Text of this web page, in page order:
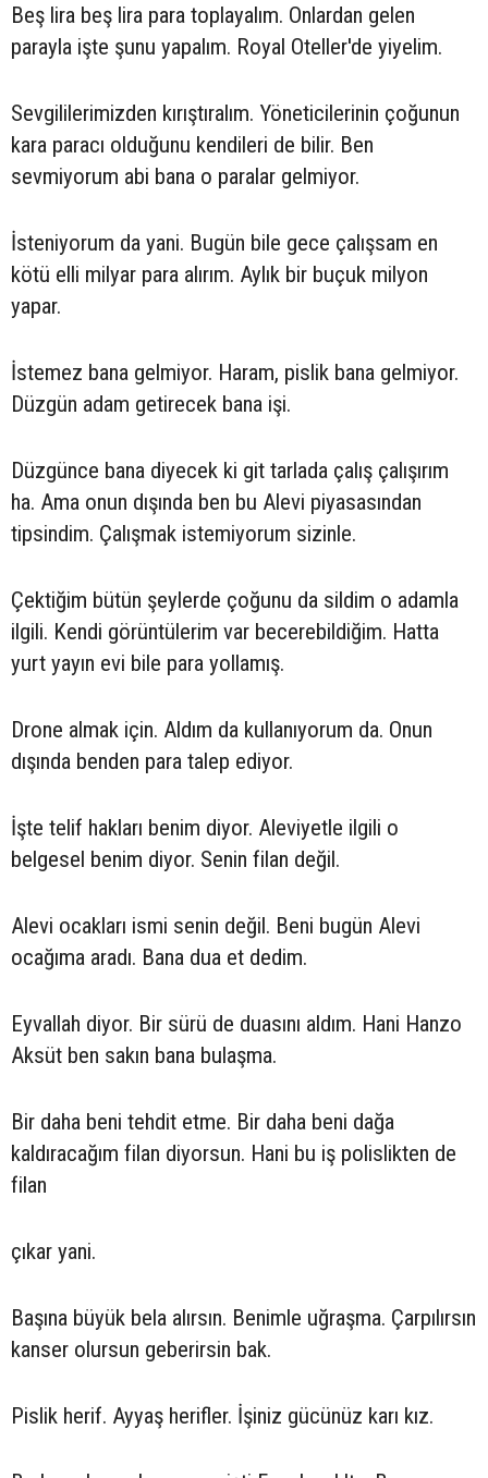
Beş lira beş lira para toplayalım. Onlardan gelen
parayla işte şunu yapalım. Royal Oteller'de yiyelim.
Sevgililerimizden kırıştıralım. Yöneticilerinin çoğunun
kara paracı olduğunu kendileri de bilir. Ben
sevmiyorum abi bana o paralar gelmiyor.
İsteniyorum da yani. Bugün bile gece çalışsam en
kötü elli milyar para alırım. Aylık bir buçuk milyon
yapar.
İstemez bana gelmiyor. Haram, pislik bana gelmiyor.
Düzgün adam getirecek bana işi.
Düzgünce bana diyecek ki git tarlada çalış çalışırım
ha. Ama onun dışında ben bu Alevi piyasasından
tipsindim. Çalışmak istemiyorum sizinle.
Çektiğim bütün şeylerde çoğunu da sildim o adamla
ilgili. Kendi görüntülerim var becerebildiğim. Hatta
yurt yayın evi bile para yollamış.
Drone almak için. Aldım da kullanıyorum da. Onun
dışında benden para talep ediyor.
İşte telif hakları benim diyor. Aleviyetle ilgili o
belgesel benim diyor. Senin filan değil.
Alevi ocakları ismi senin değil. Beni bugün Alevi
ocağıma aradı. Bana dua et dedim.
Eyvallah diyor. Bir sürü de duasını aldım. Hani Hanzo
Aksüt ben sakın bana bulaşma.
Bir daha beni tehdit etme. Bir daha beni dağa
kaldıracağım filan diyorsun. Hani bu iş polislikten de
filan
çıkar yani.
Başına büyük bela alırsın. Benimle uğraşma. Çarpılırsın
kanser olursun geberirsin bak.
Pislik herif. Ayyaş herifler. İşiniz gücünüz karı kız.